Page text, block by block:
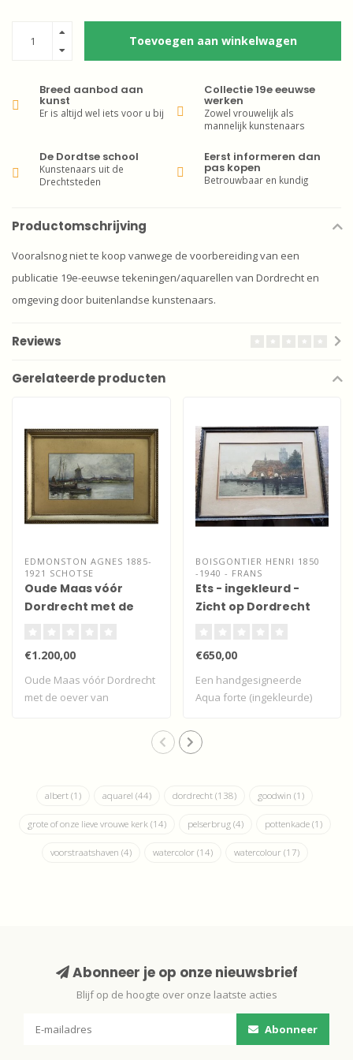
Toevoegen aan winkelwagen
Breed aanbod aan
kunst
Er is altijd wel iets voor u bij
Collectie 19e eeuwse
werken
Zowel vrouwelijk als
mannelijk kunstenaars
De Dordtse school
Kunstenaars uit de
Drechtsteden
Eerst informeren dan
pas kopen
Betrouwbaar en kundig
Productomschrijving
Vooralsnog niet te koop vanwege de voorbereiding van een
publicatie 19e-eeuwse tekeningen/aquarellen van Dordrecht en
omgeving door buitenlandse kunstenaars.
Reviews
Gerelateerde producten
EDMONSTON AGNES 1885-
1921 SCHOTSE
Oude Maas vóór
Dordrecht met de
€1.200,00
Oude Maas vóór Dordrecht
met de oever van
BOISGONTIER HENRI 1850
-1940 - FRANS
Ets - ingekleurd -
Zicht op Dordrecht
€650,00
Een handgesigneerde
Aqua forte (ingekleurde)
albert (1) aquarel (44) dordrecht (138) goodwin (1)
grote of onze lieve vrouwe kerk (14) pelserbrug (4) pottenkade (1)
voorstraatshaven (4) watercolor (14) watercolour (17)
Abonneer je op onze nieuwsbrief
Blijf op de hoogte over onze laatste acties
Abonneer